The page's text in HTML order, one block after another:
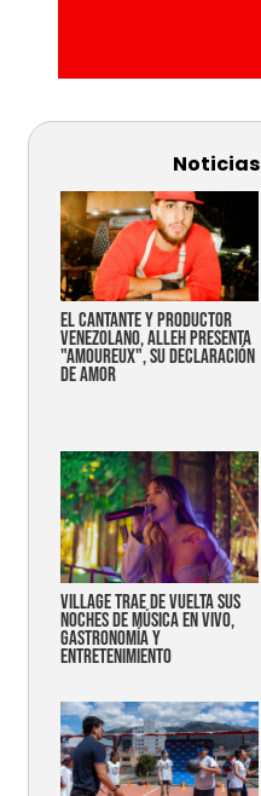
Noticias
EL CANTANTE Y PRODUCTOR
VENEZOLANO, ALLEH PRESENTA
"AMOUREUX", SU DECLARACIÓN
DE AMOR
Village trae de vuelta sus
noches de música en vivo,
gastronomía y
entretenimiento